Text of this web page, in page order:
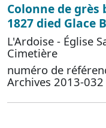
Colonne de
1827 died Glace
L'Ardoise - Église
Cimetière
numéro de
Archives 2013-